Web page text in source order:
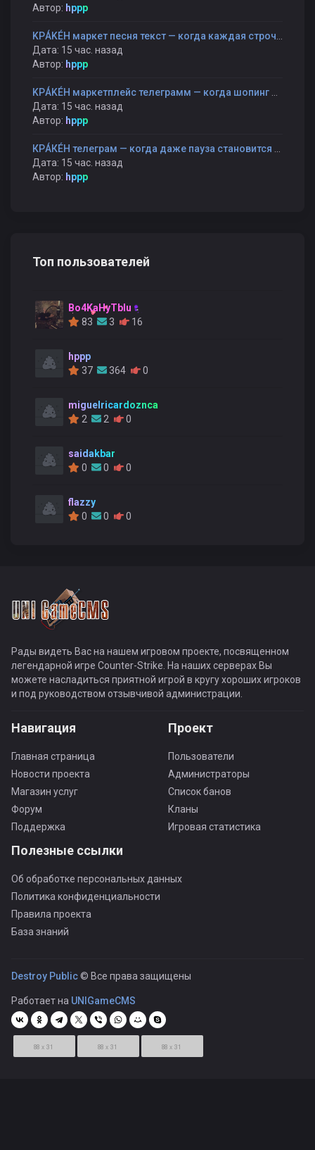
Автор: hppp
Дата: 15 час. назад
Автор: hppp
Дата: 15 час. назад
Автор: hppp
Дата: 15 час. назад
Автор: hppp
Топ пользователей
Bo4KaHyTblu
83
3 16
hppp
37
364 0
miguelricardoznca
2
2 0
saidakbar
0
0 0
flazzy
0
0 0
Рады видеть Вас на нашем игровом проекте, посвященном
легендарной игре Counter-Strike. На наших серверах Вы
можете насладиться приятной игрой в кругу хороших игроков
и под руководством отзывчивой администрации.
Навигация
Главная страница
Новости проекта
Магазин услуг
Форум
Поддержка
Проект
Пользователи
Администраторы
Список банов
Кланы
Игровая статистика
Полезные ссылки
Об обработке персональных данных
Политика конфиденциальности
Правила проекта
База знаний
Destroy Public© Все права защищены
Работает на UNIGameCMS